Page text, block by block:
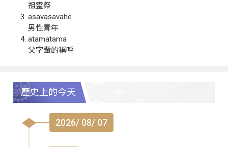
祖靈祭
asavasavahe
男性青年
atamatama
父字輩的稱呼
歷史上的今天
2026/ 08/ 07